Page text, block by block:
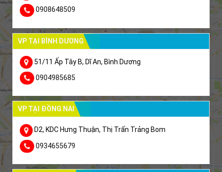
0908648509
VP TẠI BÌNH DƯƠNG
51/11 Ấp Tây B, Dĩ An, Bình Dương
0904985685
VP TẠI ĐỒNG NAI
D2, KDC Hưng Thuận, Thị Trấn Trảng Bom
0934655679